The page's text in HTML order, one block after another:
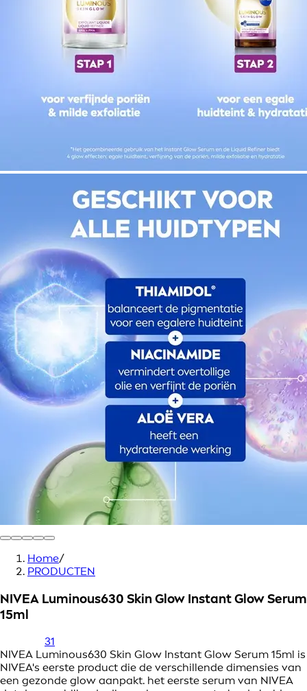
Home/
PRODUCTEN
NIVEA Luminous630 Skin Glow Instant Glow Serum
15ml
31
NIVEA Luminous630 Skin Glow Instant Glow Serum 15ml is
NIVEA's eerste product die de verschillende dimensies van
een gezonde glow aanpakt. het eerste serum van NIVEA